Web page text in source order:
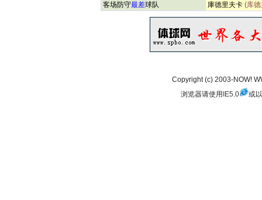
客场防守最差球队 庫德里夫卡 (库
Copyright (c) 2003-NOW!
浏览器请使用 IE5.0 或